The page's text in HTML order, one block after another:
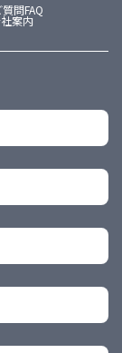
問FAQ
案内